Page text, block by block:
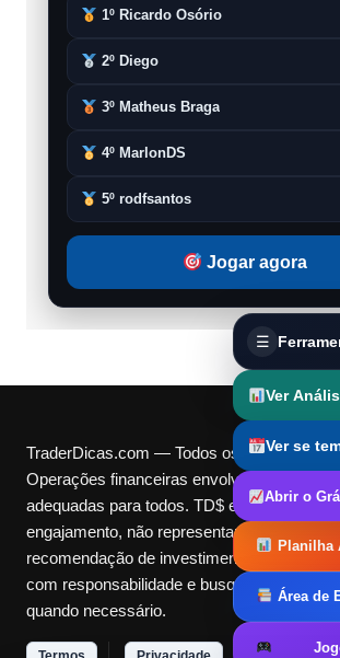
1º Ricardo Osório
2º Diego
3º Matheus Braga
4º MarlonDS
5º rodfsantos
Jogar agora
TraderDicas.com — Todos os direitos
Operações financeiras envolvem riscos e
adequadas para todos. TD$ e Cotas são
engajamento, não representam dinheiro real
recomendação de investimento. Utilize
com responsabilidade e busque orientação
quando necessário.
☰
Ver
Ver se
Abrir o
Planilha
Área de